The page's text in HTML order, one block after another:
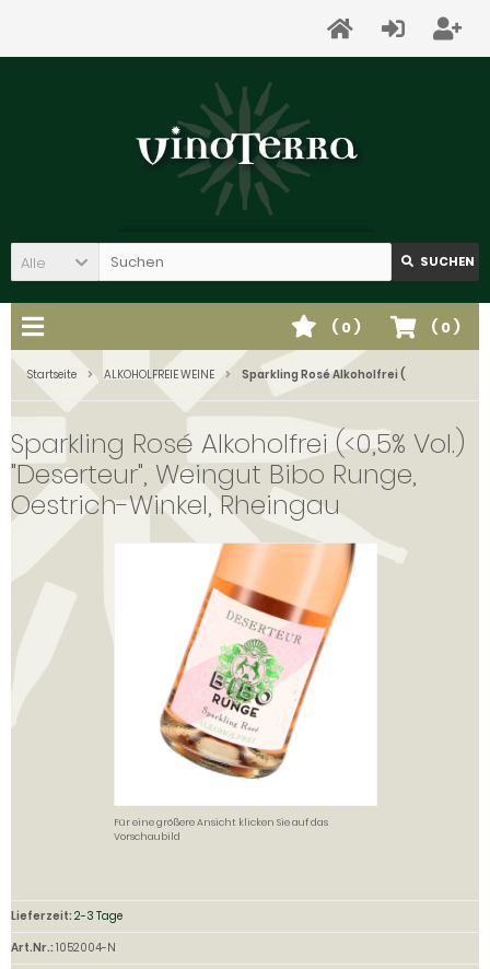
Alle SUCHEN
( 0)
( 0)
Startseite ALKOHOLFREIE WEINE Sparkling Rosé Alkoholfrei (
Sparkling Rosé Alkoholfrei (<0,5% Vol.)
"Deserteur", Weingut Bibo Runge,
Oestrich-Winkel, Rheingau
Für eine größere Ansicht klicken Sie auf das
Vorschaubild
Lieferzeit: 2-3 Tage
Art.Nr.: 1052004-N